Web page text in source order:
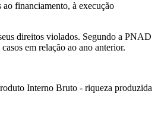
ao financiamento, à execução
direitos violados. Segundo a PNAD
em relação ao ano anterior.
Interno Bruto - riqueza produzida